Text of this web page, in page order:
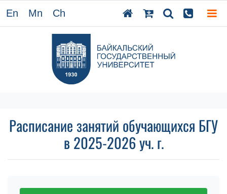
En Mn Ch
Расписание занятий обучающихся БГУ
в 2025-2026 уч. г.